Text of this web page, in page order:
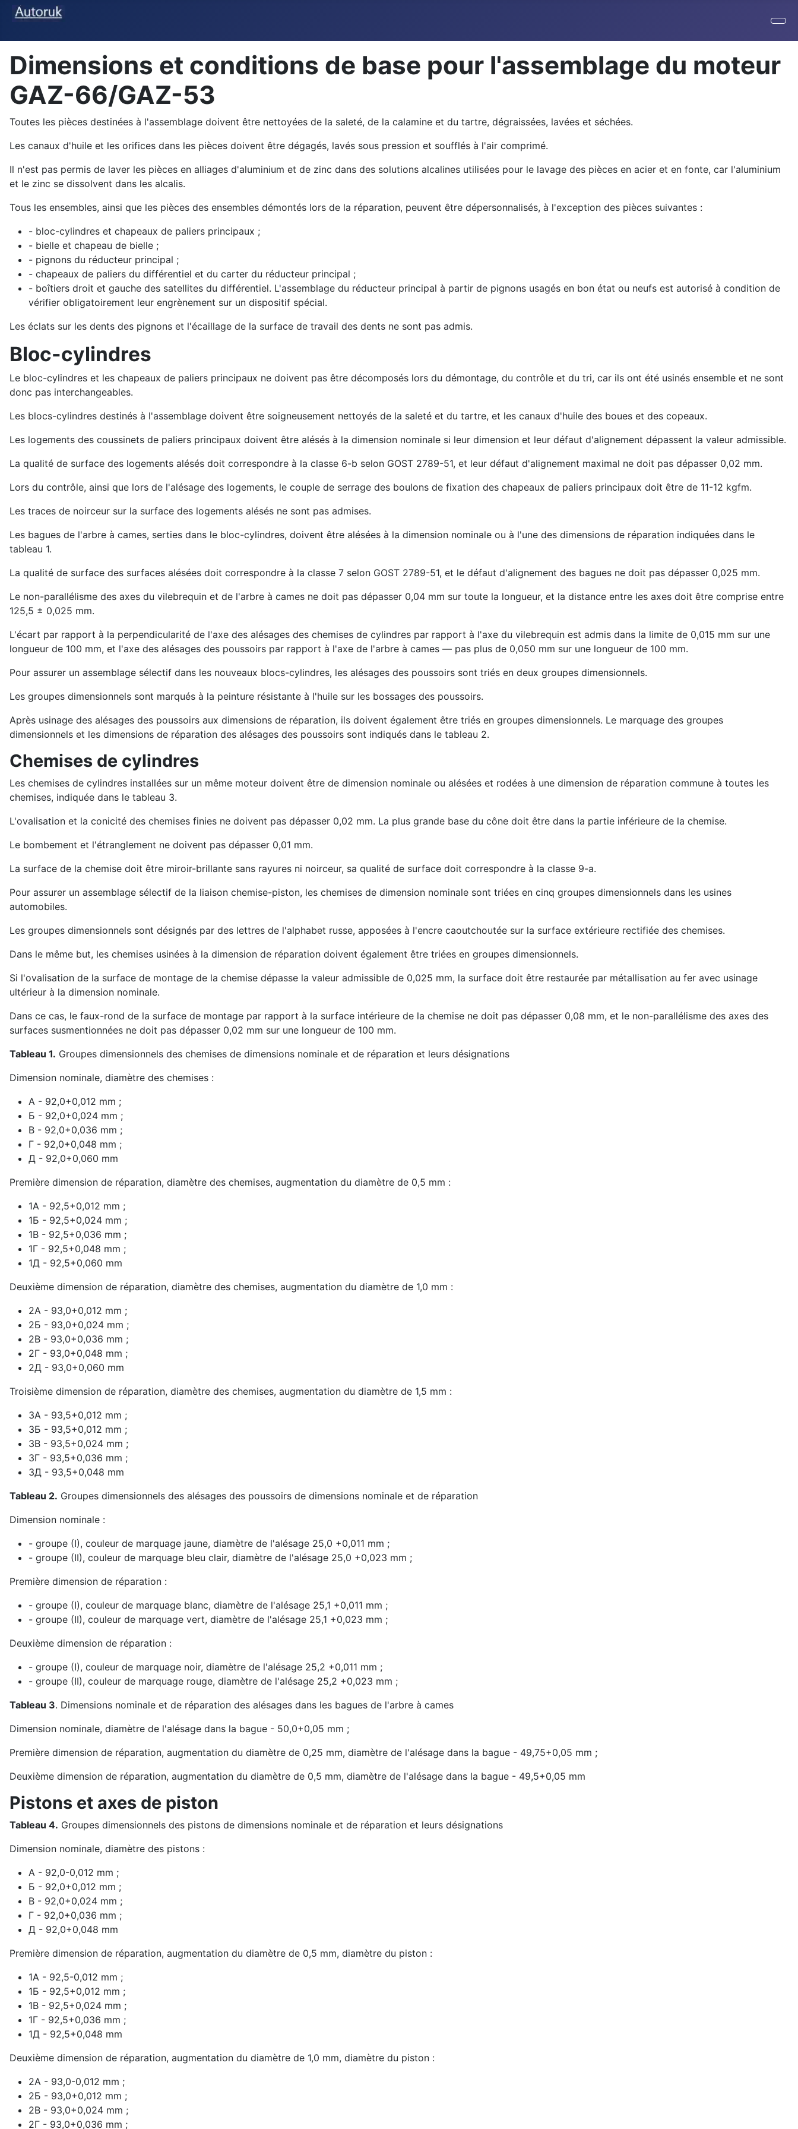
Dimensions et conditions de base pour l'assemblage du moteur
GAZ-66/GAZ-53
Toutes les pièces destinées à l'assemblage doivent être nettoyées de la saleté, de la calamine et du tartre, dégraissées, lavées et séchées.
Les canaux d'huile et les orifices dans les pièces doivent être dégagés, lavés sous pression et soufflés à l'air comprimé.
Il n'est pas permis de laver les pièces en alliages d'aluminium et de zinc dans des solutions alcalines utilisées pour le lavage des pièces en acier et en fonte, car l'aluminium
et le zinc se dissolvent dans les alcalis.
Tous les ensembles, ainsi que les pièces des ensembles démontés lors de la réparation, peuvent être dépersonnalisés, à l'exception des pièces suivantes :
- bloc-cylindres et chapeaux de paliers principaux ;
- bielle et chapeau de bielle ;
- pignons du réducteur principal ;
- chapeaux de paliers du différentiel et du carter du réducteur principal ;
- boîtiers droit et gauche des satellites du différentiel. L'assemblage du réducteur principal à partir de pignons usagés en bon état ou neufs est autorisé à condition de
vérifier obligatoirement leur engrènement sur un dispositif spécial.
Les éclats sur les dents des pignons et l'écaillage de la surface de travail des dents ne sont pas admis.
Bloc-cylindres
Le bloc-cylindres et les chapeaux de paliers principaux ne doivent pas être décomposés lors du démontage, du contrôle et du tri, car ils ont été usinés ensemble et ne sont
donc pas interchangeables.
Les blocs-cylindres destinés à l'assemblage doivent être soigneusement nettoyés de la saleté et du tartre, et les canaux d'huile des boues et des copeaux.
Les logements des coussinets de paliers principaux doivent être alésés à la dimension nominale si leur dimension et leur défaut d'alignement dépassent la valeur admissible.
La qualité de surface des logements alésés doit correspondre à la classe 6-b selon GOST 2789-51, et leur défaut d'alignement maximal ne doit pas dépasser 0,02 mm.
Lors du contrôle, ainsi que lors de l'alésage des logements, le couple de serrage des boulons de fixation des chapeaux de paliers principaux doit être de 11-12 kgfm.
Les traces de noirceur sur la surface des logements alésés ne sont pas admises.
Les bagues de l'arbre à cames, serties dans le bloc-cylindres, doivent être alésées à la dimension nominale ou à l'une des dimensions de réparation indiquées dans le
tableau 1.
La qualité de surface des surfaces alésées doit correspondre à la classe 7 selon GOST 2789-51, et le défaut d'alignement des bagues ne doit pas dépasser 0,025 mm.
Le non-parallélisme des axes du vilebrequin et de l'arbre à cames ne doit pas dépasser 0,04 mm sur toute la longueur, et la distance entre les axes doit être comprise entre
125,5 ± 0,025 mm.
L'écart par rapport à la perpendicularité de l'axe des alésages des chemises de cylindres par rapport à l'axe du vilebrequin est admis dans la limite de 0,015 mm sur une
longueur de 100 mm, et l'axe des alésages des poussoirs par rapport à l'axe de l'arbre à cames — pas plus de 0,050 mm sur une longueur de 100 mm.
Pour assurer un assemblage sélectif dans les nouveaux blocs-cylindres, les alésages des poussoirs sont triés en deux groupes dimensionnels.
Les groupes dimensionnels sont marqués à la peinture résistante à l'huile sur les bossages des poussoirs.
Après usinage des alésages des poussoirs aux dimensions de réparation, ils doivent également être triés en groupes dimensionnels. Le marquage des groupes
dimensionnels et les dimensions de réparation des alésages des poussoirs sont indiqués dans le tableau 2.
Chemises de cylindres
Les chemises de cylindres installées sur un même moteur doivent être de dimension nominale ou alésées et rodées à une dimension de réparation commune à toutes les
chemises, indiquée dans le tableau 3.
L'ovalisation et la conicité des chemises finies ne doivent pas dépasser 0,02 mm. La plus grande base du cône doit être dans la partie inférieure de la chemise.
Le bombement et l'étranglement ne doivent pas dépasser 0,01 mm.
La surface de la chemise doit être miroir-brillante sans rayures ni noirceur, sa qualité de surface doit correspondre à la classe 9-a.
Pour assurer un assemblage sélectif de la liaison chemise-piston, les chemises de dimension nominale sont triées en cinq groupes dimensionnels dans les usines
automobiles.
Les groupes dimensionnels sont désignés par des lettres de l'alphabet russe, apposées à l'encre caoutchoutée sur la surface extérieure rectifiée des chemises.
Dans le même but, les chemises usinées à la dimension de réparation doivent également être triées en groupes dimensionnels.
Si l'ovalisation de la surface de montage de la chemise dépasse la valeur admissible de 0,025 mm, la surface doit être restaurée par métallisation au fer avec usinage
ultérieur à la dimension nominale.
Dans ce cas, le faux-rond de la surface de montage par rapport à la surface intérieure de la chemise ne doit pas dépasser 0,08 mm, et le non-parallélisme des axes des
surfaces susmentionnées ne doit pas dépasser 0,02 mm sur une longueur de 100 mm.
Tableau 1. Groupes dimensionnels des chemises de dimensions nominale et de réparation et leurs désignations
Dimension nominale, diamètre des chemises :
A - 92,0+0,012 mm ;
Б - 92,0+0,024 mm ;
В - 92,0+0,036 mm ;
Г - 92,0+0,048 mm ;
Д - 92,0+0,060 mm
Première dimension de réparation, diamètre des chemises, augmentation du diamètre de 0,5 mm :
1А - 92,5+0,012 mm ;
1Б - 92,5+0,024 mm ;
1В - 92,5+0,036 mm ;
1Г - 92,5+0,048 mm ;
1Д - 92,5+0,060 mm
Deuxième dimension de réparation, diamètre des chemises, augmentation du diamètre de 1,0 mm :
2А - 93,0+0,012 mm ;
2Б - 93,0+0,024 mm ;
2В - 93,0+0,036 mm ;
2Г - 93,0+0,048 mm ;
2Д - 93,0+0,060 mm
Troisième dimension de réparation, diamètre des chemises, augmentation du diamètre de 1,5 mm :
3А - 93,5+0,012 mm ;
3Б - 93,5+0,012 mm ;
3В - 93,5+0,024 mm ;
3Г - 93,5+0,036 mm ;
3Д - 93,5+0,048 mm
Tableau 2. Groupes dimensionnels des alésages des poussoirs de dimensions nominale et de réparation
Dimension nominale :
- groupe (I), couleur de marquage jaune, diamètre de l'alésage 25,0 +0,011 mm ;
- groupe (II), couleur de marquage bleu clair, diamètre de l'alésage 25,0 +0,023 mm ;
Première dimension de réparation :
- groupe (I), couleur de marquage blanc, diamètre de l'alésage 25,1 +0,011 mm ;
- groupe (II), couleur de marquage vert, diamètre de l'alésage 25,1 +0,023 mm ;
Deuxième dimension de réparation :
- groupe (I), couleur de marquage noir, diamètre de l'alésage 25,2 +0,011 mm ;
- groupe (II), couleur de marquage rouge, diamètre de l'alésage 25,2 +0,023 mm ;
Tableau 3. Dimensions nominale et de réparation des alésages dans les bagues de l'arbre à cames
Dimension nominale, diamètre de l'alésage dans la bague - 50,0+0,05 mm ;
Première dimension de réparation, augmentation du diamètre de 0,25 mm, diamètre de l'alésage dans la bague - 49,75+0,05 mm ;
Deuxième dimension de réparation, augmentation du diamètre de 0,5 mm, diamètre de l'alésage dans la bague - 49,5+0,05 mm
Pistons et axes de piston
Tableau 4. Groupes dimensionnels des pistons de dimensions nominale et de réparation et leurs désignations
Dimension nominale, diamètre des pistons :
A - 92,0-0,012 mm ;
Б - 92,0+0,012 mm ;
В - 92,0+0,024 mm ;
Г - 92,0+0,036 mm ;
Д - 92,0+0,048 mm
Première dimension de réparation, augmentation du diamètre de 0,5 mm, diamètre du piston :
1А - 92,5-0,012 mm ;
1Б - 92,5+0,012 mm ;
1В - 92,5+0,024 mm ;
1Г - 92,5+0,036 mm ;
1Д - 92,5+0,048 mm
Deuxième dimension de réparation, augmentation du diamètre de 1,0 mm, diamètre du piston :
2А - 93,0-0,012 mm ;
2Б - 93,0+0,012 mm ;
2В - 93,0+0,024 mm ;
2Г - 93,0+0,036 mm ;